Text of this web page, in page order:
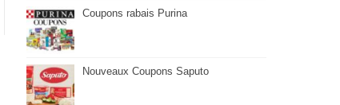
Coupons rabais Purina
Nouveaux Coupons Saputo